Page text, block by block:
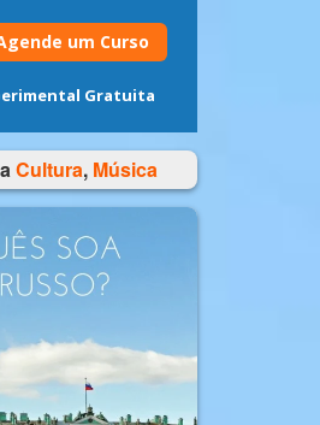
um Curso
Gratuita
Cultura, Música